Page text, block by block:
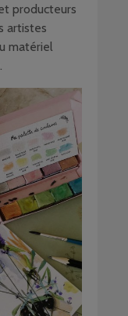
producteurs
artistes
matériel